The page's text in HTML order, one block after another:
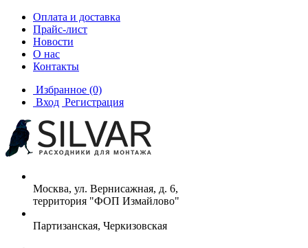
Оплата и доставка
Прайс-лист
Новости
О нас
Контакты
Избранное (0)
Вход Регистрация
Москва, ул. Вернисажная, д. 6,
территория "ФОП Измайлово"
Партизанская, Черкизовская